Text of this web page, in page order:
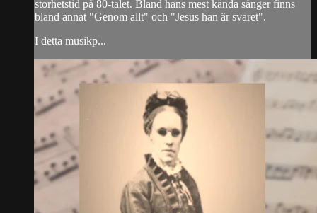
storhetstid på 80-talet. Bland hans mest kända sånger finns
bland annat "Genom allt" och "Jesus han är svaret".
I detta musikp...